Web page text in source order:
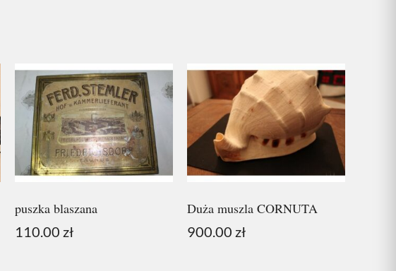
puszka blaszana
110.00 zł
Duża muszla CORNUTA
900.00 zł